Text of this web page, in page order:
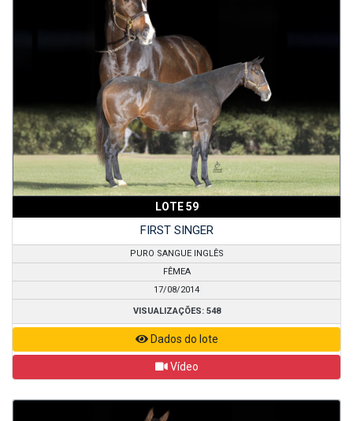
LOTE 59
FIRST SINGER
PURO SANGUE INGLÊS
FÊMEA
17/08/2014
VISUALIZAÇÕES: 548
Dados do lote
Vídeo